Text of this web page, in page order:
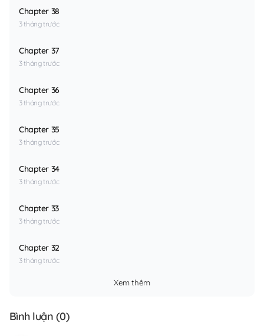
Chapter 38
3 tháng trước
Chapter 37
3 tháng trước
Chapter 36
3 tháng trước
Chapter 35
3 tháng trước
Chapter 34
3 tháng trước
Chapter 33
3 tháng trước
Chapter 32
3 tháng trước
Xem thêm
Bình luận (0)